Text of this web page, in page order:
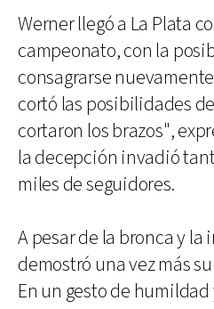
Werner llegó a La Plata
campeonato, con la
consagrarse
cortó las posibilidades
cortaron los brazos",
la decepción invadió
miles de seguidores.
A pesar de la bronca y
demostró una vez más
En un gesto de